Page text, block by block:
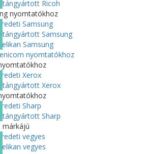
Utángyártott Ricoh
nyomtatókhoz
Eredeti Samsung
Utángyártott Samsung
Pelikan Samsung
nyomtatókhoz
nyomtatókhoz
Eredeti Xerox
Utángyártott Xerox
nyomtatókhoz
Eredeti Sharp
Utángyártott Sharp
márkájú
Eredeti vegyes
Pelikan vegyes